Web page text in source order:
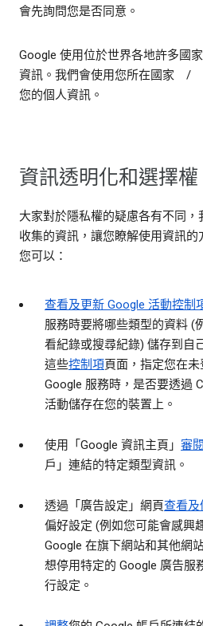
會先詢問您是否同意。
Google 使用位於世界各地許多國
資訊。我們會使用您所在國家 /
您的個人資訊。
資訊透明化和選擇權
大家對於隱私權的疑慮各有不同
收集的資訊，讓您瞭解使用資訊的
您可以：
查看及更新 Google 活動控制
服務時要將哪些類型的資料 (
看紀錄或搜尋紀錄) 儲存到自
這些控制項頁面，指定您在
Google 服務時，是否要透過
活動儲存在您的裝置上。
使用「Google 資訊主頁」 審
戶」連結的特定類型資訊。
透過「廣告設定」網頁查看及
偏好設定 (例如您可能會感興
Google 在旗下網站和其他網
想停用特定的 Google 廣告服
行設定。